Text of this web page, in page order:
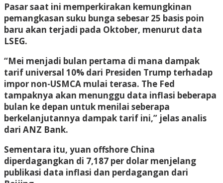
Pasar saat ini memperkirakan kemungkinan
pemangkasan suku bunga sebesar 25 basis poin
baru akan terjadi pada Oktober, menurut data
LSEG.
“Mei menjadi bulan pertama di mana dampak
tarif universal 10% dari Presiden Trump terhadap
impor non-USMCA mulai terasa. The Fed
tampaknya akan menunggu data inflasi beberapa
bulan ke depan untuk menilai seberapa
berkelanjutannya dampak tarif ini,” jelas analis
dari ANZ Bank.
Sementara itu, yuan offshore China
diperdagangkan di 7,187 per dolar menjelang
publikasi data inflasi dan perdagangan dari